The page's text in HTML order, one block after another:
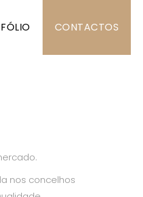
CONTACTOS
nos concelhos